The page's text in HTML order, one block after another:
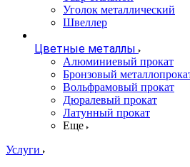
Уголок металлический
Швеллер
Цветные металлы
Алюминиевый прокат
Бронзовый
Вольфрамовый прокат
Дюралевый прокат
Латунный прокат
Еще
Услуги